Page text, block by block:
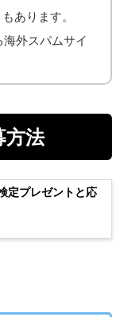
あります。
外スパムサイ
方法
定プレゼントと応